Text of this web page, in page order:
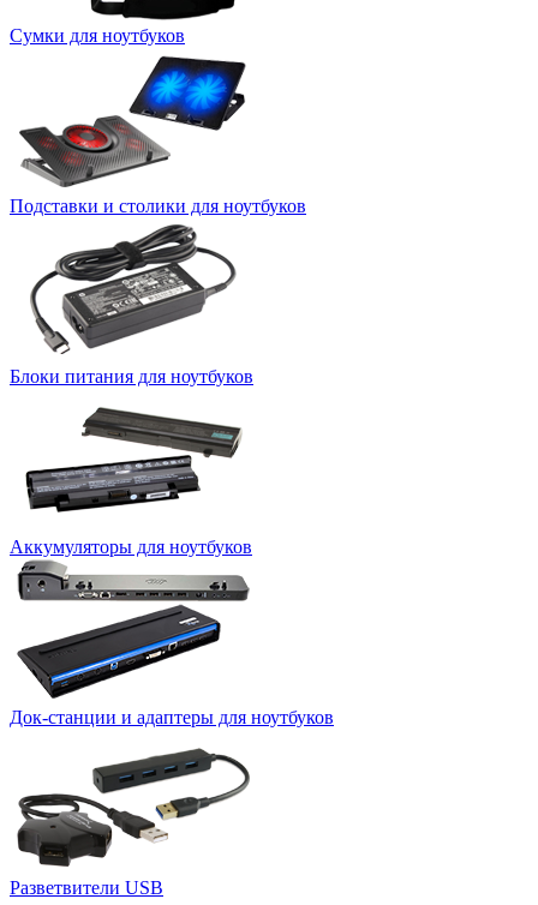
Сумки для ноутбуков
Подставки и столики для ноутбуков
Блоки питания для ноутбуков
Аккумуляторы для ноутбуков
Док-станции и адаптеры для ноутбуков
Разветвители USB